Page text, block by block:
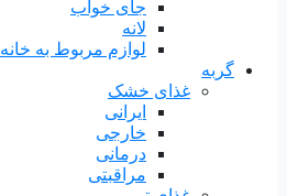
جای خواب
لانه
لوازم مربوط به خانه
گربه
غذای خشک
ایرانی
خارجی
درمانی
مراقبتی